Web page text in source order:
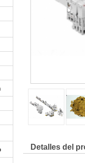
Detalles del